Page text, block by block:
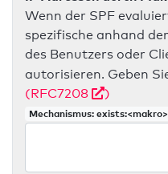
Wenn der SPF
spezifische anhand
des Benutzers oder
autorisieren. Geben
(RFC7208
)
Mechanismus: exists:<makro>